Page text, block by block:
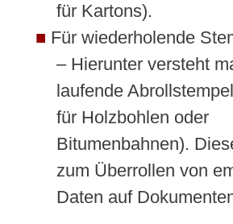
für Kartons).
Für wiederholende
– Hierunter versteht
laufende
für Holzbohlen oder
Bitumenbahnen).
zum Überrollen von
Daten auf